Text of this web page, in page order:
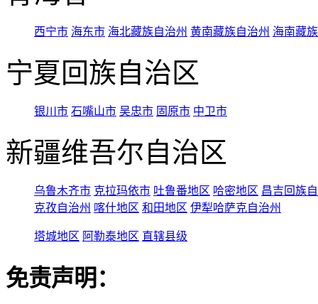
西宁市 海东市 海北藏族自治州 黄南藏族自治州 海南藏
宁夏回族自治区
银川市 石嘴山市 吴忠市 固原市 中卫市
新疆维吾尔自治区
乌鲁木齐市 克拉玛依市 吐鲁番地区 哈密地区 昌吉回族
克孜自治州 喀什地区 和田地区 伊犁哈萨克自治州
塔城地区 阿勒泰地区 直辖县级
免责声明：